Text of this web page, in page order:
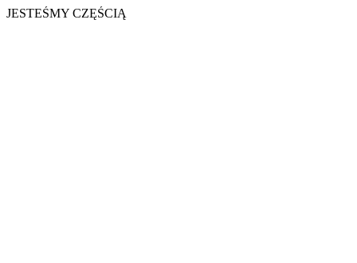
JESTEŚMY CZĘŚCIĄ